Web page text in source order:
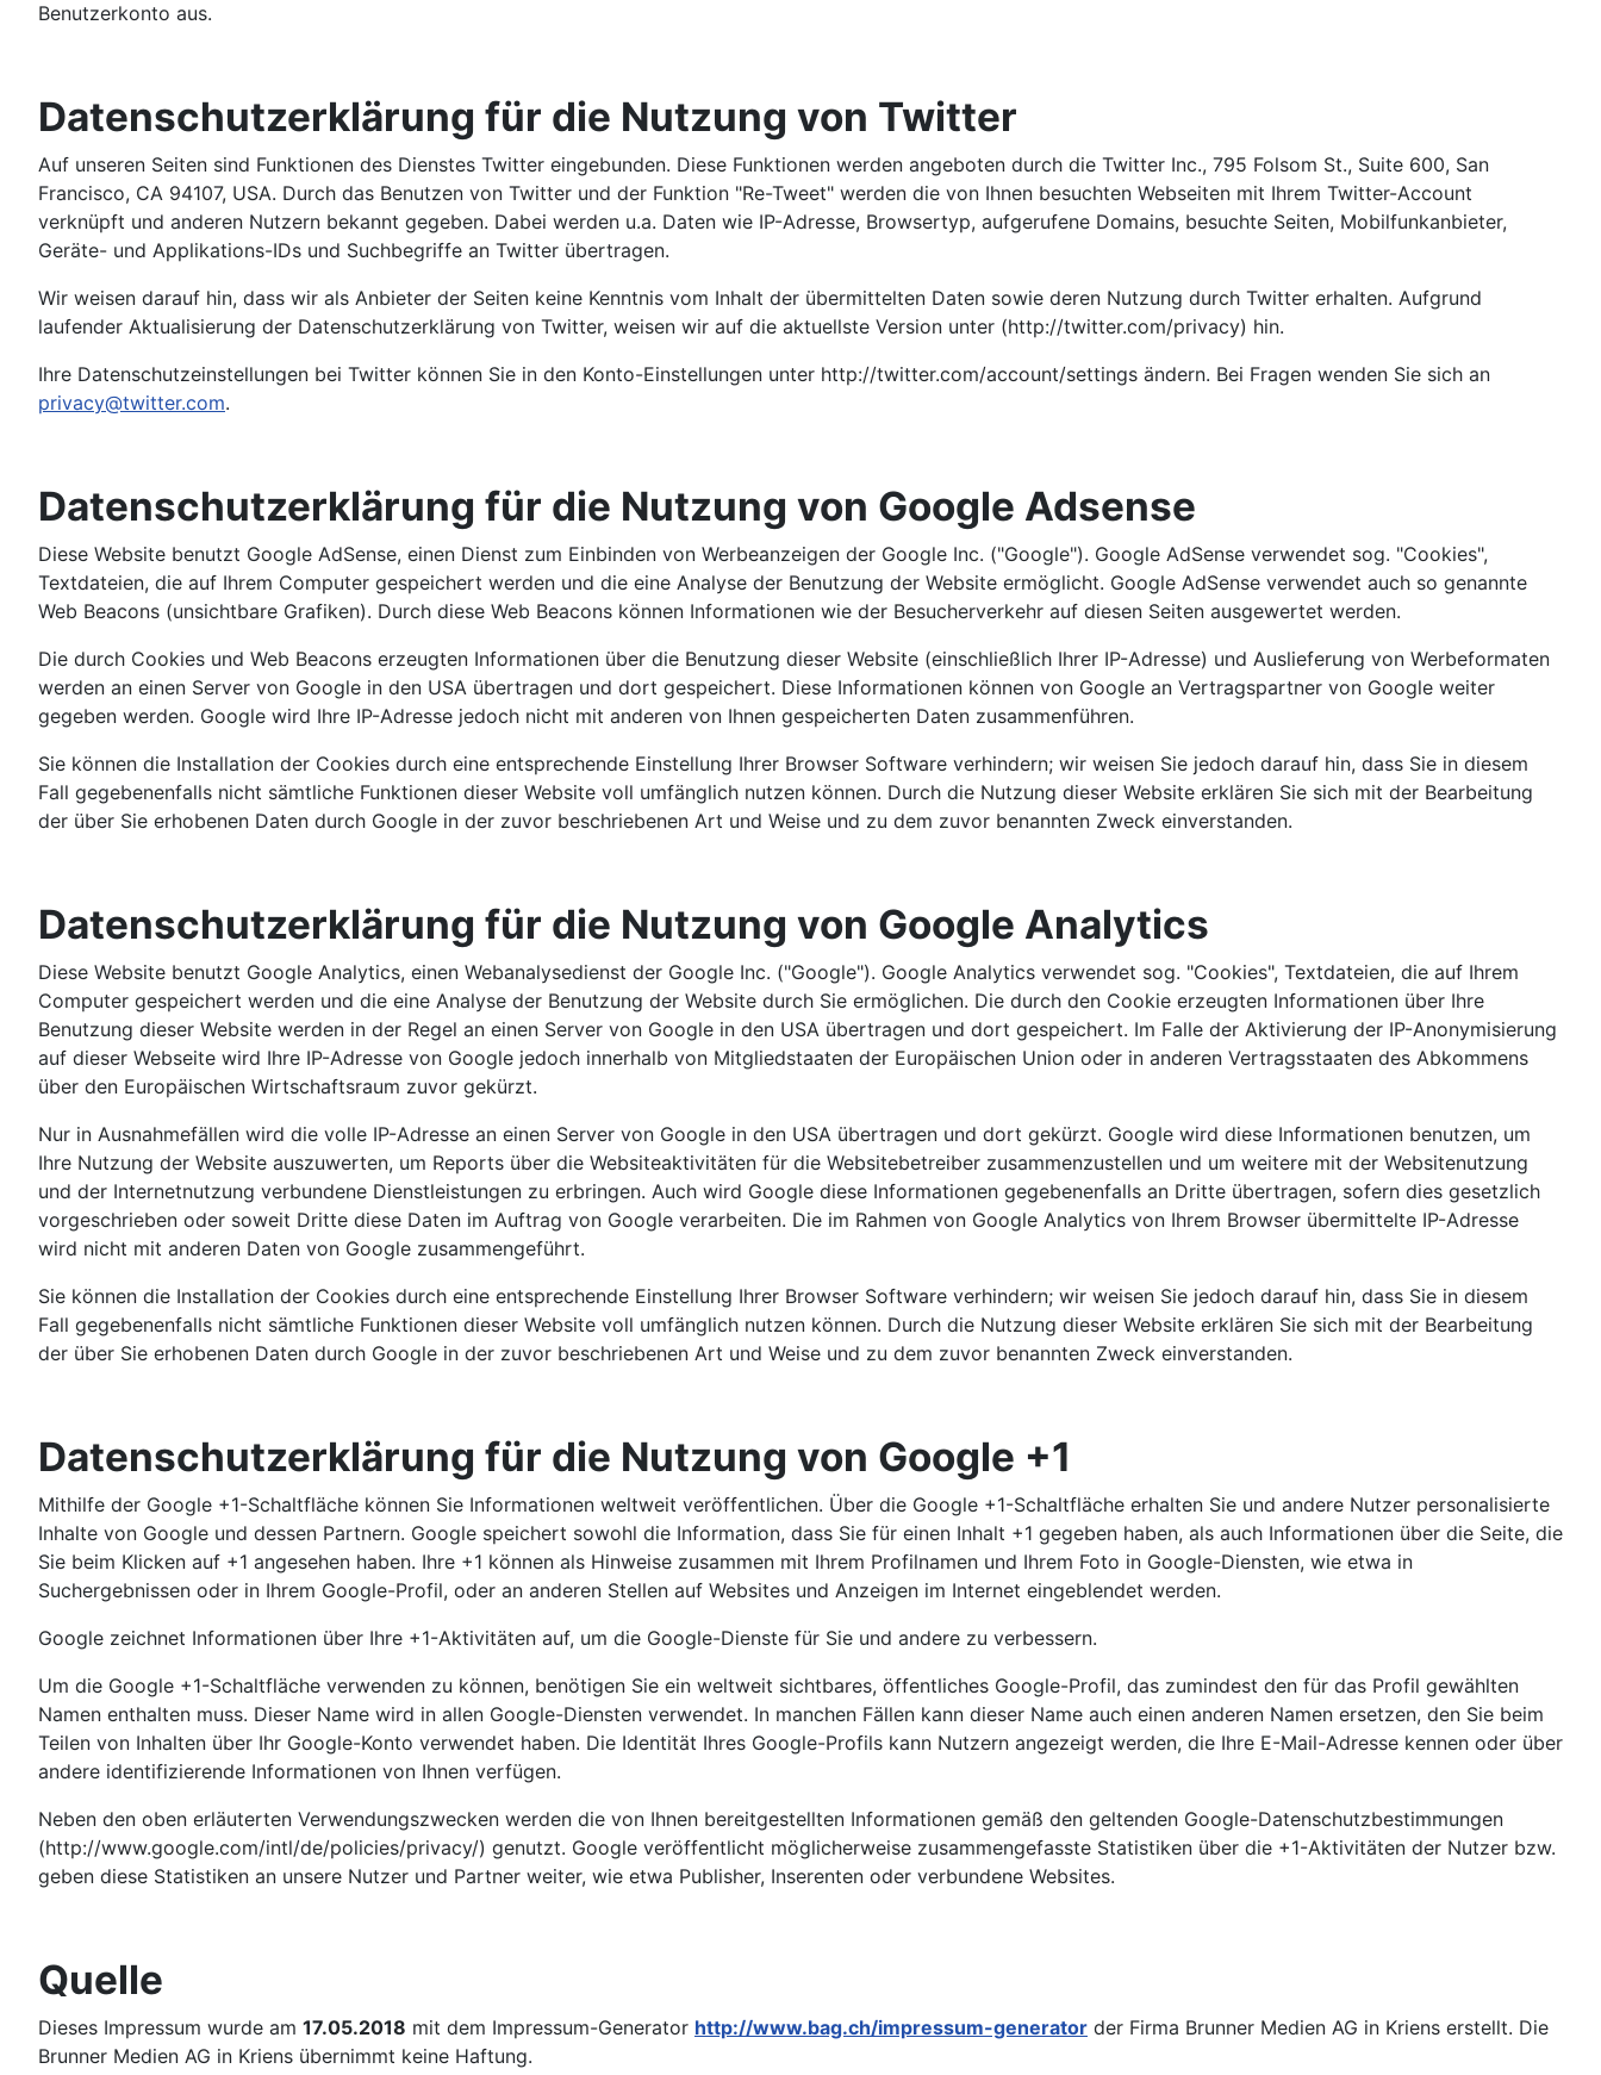
Benutzerkonto aus.
Datenschutzerklärung für die Nutzung von Twitter
Auf unseren Seiten sind Funktionen des Dienstes Twitter eingebunden. Diese Funktionen werden angeboten durch die Twitter Inc., 795 Folsom St., Suite 600, San
Francisco, CA 94107, USA. Durch das Benutzen von Twitter und der Funktion "Re-Tweet" werden die von Ihnen besuchten Webseiten mit Ihrem Twitter-Account
verknüpft und anderen Nutzern bekannt gegeben. Dabei werden u.a. Daten wie IP-Adresse, Browsertyp, aufgerufene Domains, besuchte Seiten, Mobilfunkanbieter,
Geräte- und Applikations-IDs und Suchbegriffe an Twitter übertragen.
Wir weisen darauf hin, dass wir als Anbieter der Seiten keine Kenntnis vom Inhalt der übermittelten Daten sowie deren Nutzung durch Twitter erhalten. Aufgrund
laufender Aktualisierung der Datenschutzerklärung von Twitter, weisen wir auf die aktuellste Version unter (http://twitter.com/privacy) hin.
Ihre Datenschutzeinstellungen bei Twitter können Sie in den Konto-Einstellungen unter http://twitter.com/account/settings ändern. Bei Fragen wenden Sie sich an
privacy@twitter.com.
Datenschutzerklärung für die Nutzung von Google Adsense
Diese Website benutzt Google AdSense, einen Dienst zum Einbinden von Werbeanzeigen der Google Inc. ("Google"). Google AdSense verwendet sog. "Cookies",
Textdateien, die auf Ihrem Computer gespeichert werden und die eine Analyse der Benutzung der Website ermöglicht. Google AdSense verwendet auch so genannte
Web Beacons (unsichtbare Grafiken). Durch diese Web Beacons können Informationen wie der Besucherverkehr auf diesen Seiten ausgewertet werden.
Die durch Cookies und Web Beacons erzeugten Informationen über die Benutzung dieser Website (einschließlich Ihrer IP-Adresse) und Auslieferung von Werbeformaten
werden an einen Server von Google in den USA übertragen und dort gespeichert. Diese Informationen können von Google an Vertragspartner von Google weiter
gegeben werden. Google wird Ihre IP-Adresse jedoch nicht mit anderen von Ihnen gespeicherten Daten zusammenführen.
Sie können die Installation der Cookies durch eine entsprechende Einstellung Ihrer Browser Software verhindern; wir weisen Sie jedoch darauf hin, dass Sie in diesem
Fall gegebenenfalls nicht sämtliche Funktionen dieser Website voll umfänglich nutzen können. Durch die Nutzung dieser Website erklären Sie sich mit der Bearbeitung
der über Sie erhobenen Daten durch Google in der zuvor beschriebenen Art und Weise und zu dem zuvor benannten Zweck einverstanden.
Datenschutzerklärung für die Nutzung von Google Analytics
Diese Website benutzt Google Analytics, einen Webanalysedienst der Google Inc. ("Google"). Google Analytics verwendet sog. "Cookies", Textdateien, die auf Ihrem
Computer gespeichert werden und die eine Analyse der Benutzung der Website durch Sie ermöglichen. Die durch den Cookie erzeugten Informationen über Ihre
Benutzung dieser Website werden in der Regel an einen Server von Google in den USA übertragen und dort gespeichert. Im Falle der Aktivierung der IP-Anonymisierung
auf dieser Webseite wird Ihre IP-Adresse von Google jedoch innerhalb von Mitgliedstaaten der Europäischen Union oder in anderen Vertragsstaaten des Abkommens
über den Europäischen Wirtschaftsraum zuvor gekürzt.
Nur in Ausnahmefällen wird die volle IP-Adresse an einen Server von Google in den USA übertragen und dort gekürzt. Google wird diese Informationen benutzen, um
Ihre Nutzung der Website auszuwerten, um Reports über die Websiteaktivitäten für die Websitebetreiber zusammenzustellen und um weitere mit der Websitenutzung
und der Internetnutzung verbundene Dienstleistungen zu erbringen. Auch wird Google diese Informationen gegebenenfalls an Dritte übertragen, sofern dies gesetzlich
vorgeschrieben oder soweit Dritte diese Daten im Auftrag von Google verarbeiten. Die im Rahmen von Google Analytics von Ihrem Browser übermittelte IP-Adresse
wird nicht mit anderen Daten von Google zusammengeführt.
Sie können die Installation der Cookies durch eine entsprechende Einstellung Ihrer Browser Software verhindern; wir weisen Sie jedoch darauf hin, dass Sie in diesem
Fall gegebenenfalls nicht sämtliche Funktionen dieser Website voll umfänglich nutzen können. Durch die Nutzung dieser Website erklären Sie sich mit der Bearbeitung
der über Sie erhobenen Daten durch Google in der zuvor beschriebenen Art und Weise und zu dem zuvor benannten Zweck einverstanden.
Datenschutzerklärung für die Nutzung von Google +1
Mithilfe der Google +1-Schaltfläche können Sie Informationen weltweit veröffentlichen. Über die Google +1-Schaltfläche erhalten Sie und andere Nutzer personalisierte
Inhalte von Google und dessen Partnern. Google speichert sowohl die Information, dass Sie für einen Inhalt +1 gegeben haben, als auch Informationen über die Seite, die
Sie beim Klicken auf +1 angesehen haben. Ihre +1 können als Hinweise zusammen mit Ihrem Profilnamen und Ihrem Foto in Google-Diensten, wie etwa in
Suchergebnissen oder in Ihrem Google-Profil, oder an anderen Stellen auf Websites und Anzeigen im Internet eingeblendet werden.
Google zeichnet Informationen über Ihre +1-Aktivitäten auf, um die Google-Dienste für Sie und andere zu verbessern.
Um die Google +1-Schaltfläche verwenden zu können, benötigen Sie ein weltweit sichtbares, öffentliches Google-Profil, das zumindest den für das Profil gewählten
Namen enthalten muss. Dieser Name wird in allen Google-Diensten verwendet. In manchen Fällen kann dieser Name auch einen anderen Namen ersetzen, den Sie beim
Teilen von Inhalten über Ihr Google-Konto verwendet haben. Die Identität Ihres Google-Profils kann Nutzern angezeigt werden, die Ihre E-Mail-Adresse kennen oder über
andere identifizierende Informationen von Ihnen verfügen.
Neben den oben erläuterten Verwendungszwecken werden die von Ihnen bereitgestellten Informationen gemäß den geltenden Google-Datenschutzbestimmungen
(http://www.google.com/intl/de/policies/privacy/) genutzt. Google veröffentlicht möglicherweise zusammengefasste Statistiken über die +1-Aktivitäten der Nutzer bzw.
geben diese Statistiken an unsere Nutzer und Partner weiter, wie etwa Publisher, Inserenten oder verbundene Websites.
Quelle
Dieses Impressum wurde am 17.05.2018 mit dem Impressum-Generator http://www.bag.ch/impressum-generator der Firma Brunner Medien AG in Kriens erstellt. Die
Brunner Medien AG in Kriens übernimmt keine Haftung.